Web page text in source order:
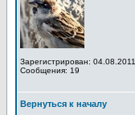
Зарегистрирован: 04.08.2011
Сообщения: 19
Вернуться к началу